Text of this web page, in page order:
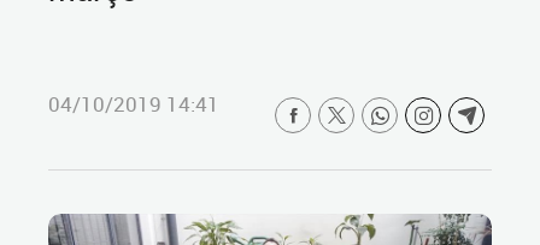
04/10/2019 14:41